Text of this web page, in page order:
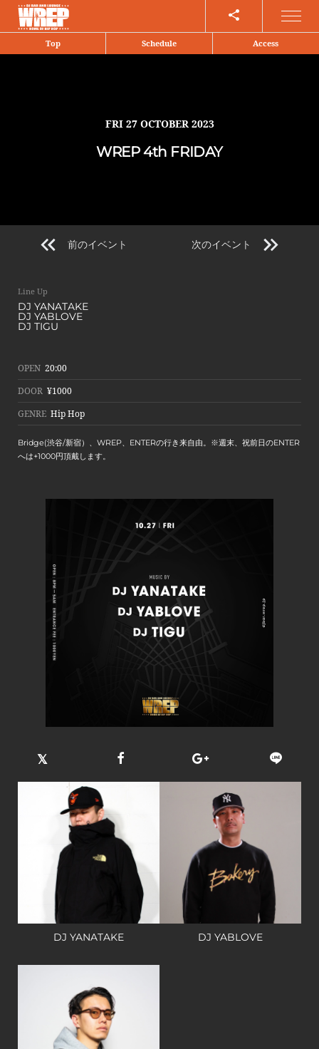
Top Schedule Access
Share
FRI 27 OCTOBER 2023
WREP 4th FRIDAY
前のイベント 次のイベント
Line Up
DJ YANATAKE
DJ YABLOVE
DJ TIGU
OPEN 20:00
DOOR ¥1000
GENRE Hip Hop
Bridge(渋谷/新宿）、WREP、ENTERの行き来自由。※週末、祝前日のENTER
へは+1000円頂戴します。
DJ YANATAKE DJ YABLOVE